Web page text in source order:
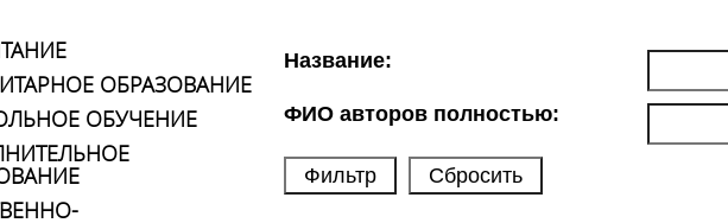
ОБРАЗОВАНИЕ
ОБУЧЕНИЕ
Название:
ФИО авторов полностью: